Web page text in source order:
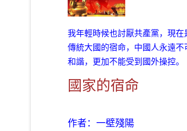
我年輕時候也討厭共產黨，現
傳統大國的宿命，中國人永遠不
和諧，更加不能受到國外操控。
國家的宿命
作者：一壁殘陽